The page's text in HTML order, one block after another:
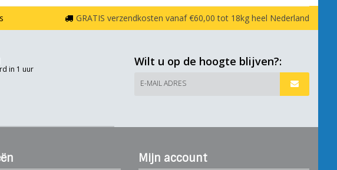
GRATIS verzendkosten vanaf €60,00 tot 18kg heel Nederland
in 1 uur
Wilt u op de hoogte blijven?:
E-MAIL ADRES
Mijn account